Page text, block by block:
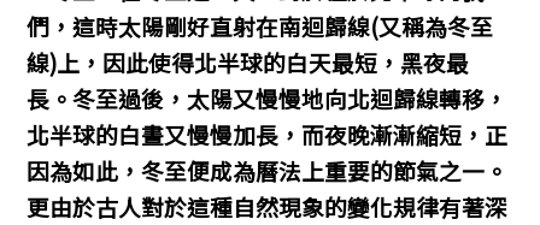
o
o
k
g
er
m
們，這時太陽剛好直射在南迴歸線(又稱為冬至
線)上，因此使得北半球的白天最短，黑夜最
長。冬至過後，太陽又慢慢地向北迴歸線轉移，
北半球的白晝又慢慢加長，而夜晚漸漸縮短，正
因為如此，冬至便成為曆法上重要的節氣之一。
更由於古人對於這種自然現象的變化規律有著深